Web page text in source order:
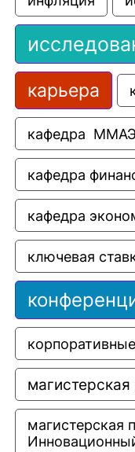
карьера
кафедра  ММАЭ
кафедра
кафедра
ключевая
магистерская